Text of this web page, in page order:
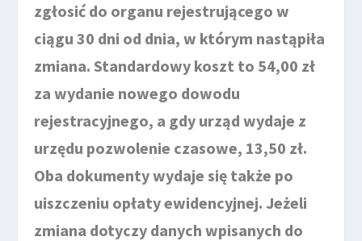
zgłosić do organu rejestrującego w
ciągu 30 dni od dnia, w którym nastąpiła
zmiana. Standardowy koszt to 54,00 zł
za wydanie nowego dowodu
rejestracyjnego, a gdy urząd wydaje z
urzędu pozwolenie czasowe, 13,50 zł.
Oba dokumenty wydaje się także po
uiszczeniu opłaty ewidencyjnej. Jeżeli
zmiana dotyczy danych wpisanych do